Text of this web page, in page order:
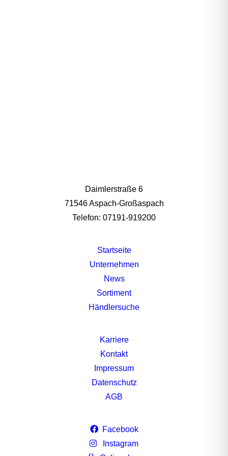
Daimlerstraße 6
71546 Aspach-Großaspach
Telefon: 07191-919200
Startseite
Unternehmen
News
Sortiment
Händlersuche
Karriere
Kontakt
Impressum
Datenschutz
AGB
Facebook
Instagram